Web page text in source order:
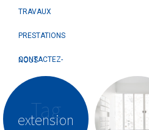
TRAVAUX
PRESTATIONS
CONTACTEZ-NOUS
Tag
extension